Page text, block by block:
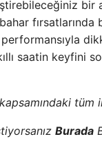
bir
fırsatlarında
saatin keyfini
Burada